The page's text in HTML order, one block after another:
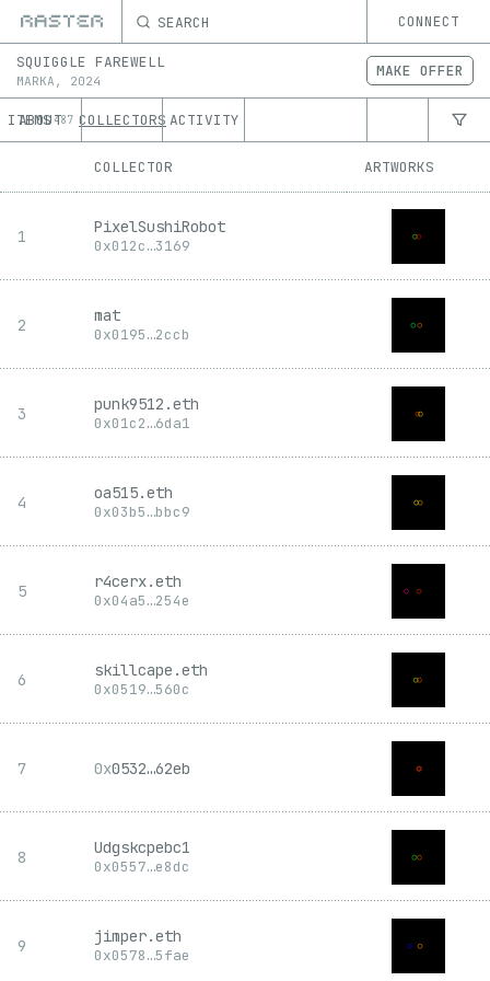
SEARCH CONNECT
SQUIGGLE FAREWELL
MARKA , 2024
MAKE OFFER
ITEMS 487 COLLECTORS ACTIVITY
ABOUT
COLLECTOR ARTWORKS
1 PixelSushiRobot
0x012c…3169
2 mat
0x0195…2ccb
3 punk9512.eth
0x01c2…6da1
4 oa515.eth
0x03b5…bbc9
5 r4cerx.eth
0x04a5…254e
6 skillcape.eth
0x0519…560c
7 0x0532…62eb
8 Udgskcpebc1
0x0557…e8dc
9 jimper.eth
0x0578…5fae